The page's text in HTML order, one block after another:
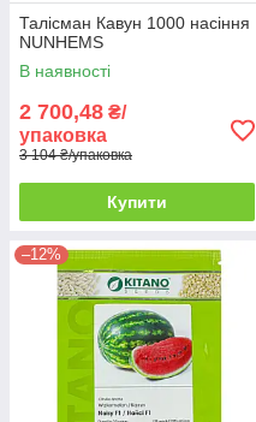
Талісман Кавун 1000 насіння
NUNHEMS
В наявності
2 700,48 ₴/
упаковка
3 104 ₴/упаковка
Купити
–12%